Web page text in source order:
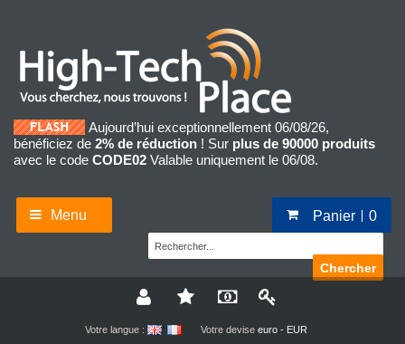
Aujourd’hui exceptionnellement 06/08/26,
bénéficiez de 2% de réduction ! Sur plus de 90000 produits
avec le code CODE02 Valable uniquement le 06/08.
Menu Panier 0
Chercher
Votre langue : Votre devise euro - EUR